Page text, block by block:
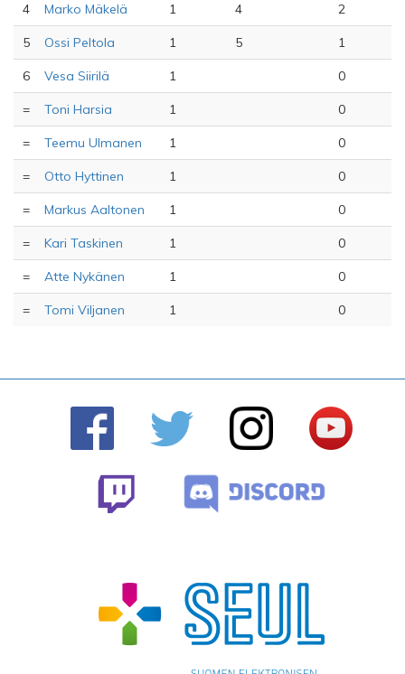
4 Marko Mäkelä 1 4 2
5 Ossi Peltola 1 5 1
6 Vesa Siirilä 1 0
= Toni Harsia 1 0
= Teemu Ulmanen 1 0
= Otto Hyttinen 1 0
= Markus Aaltonen 1 0
= Kari Taskinen 1 0
= Atte Nykänen 1 0
= Tomi Viljanen 1 0